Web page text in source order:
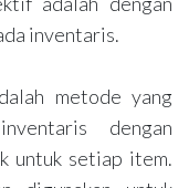
inventaris.
metode yang
dengan
untuk setiap item.